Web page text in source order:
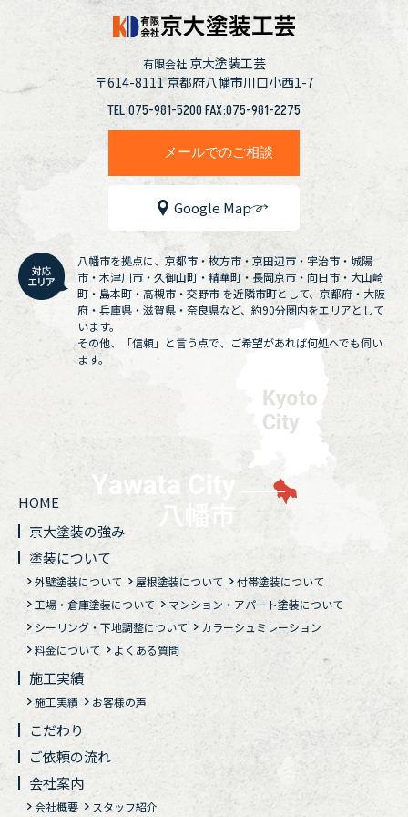
有限会社 京大塗装工芸
〒614-8111京都府八幡市川口小西1-7
TEL:075-981-5200 FAX:075-981-2275
メールでのご相談
Google Map
八幡市を拠点に、京都市・枚方市・京田辺市・宇治市・城陽
市・木津川市・久御山町・精華町・長岡京市・向日市・大山崎
町・島本町・高槻市・交野市 を近隣市町として、京都府・大阪
府・兵庫県・滋賀県・奈良県など、約90分圏内をエリアとして
います。
その他、「信頼」と言う点で、ご希望があれば何処へでも伺い
ます。
HOME
京大塗装の強み
塗装について
外壁塗装について 屋根塗装について
付帯塗装について
工場・倉庫塗装について
マンション・アパート塗装について
シーリング・下地調整について
カラーシュミレーション
料金について
よくある質問
施工実績
施工実績 お客様の声
こだわり
ご依頼の流れ
会社案内
会社概要 スタッフ紹介